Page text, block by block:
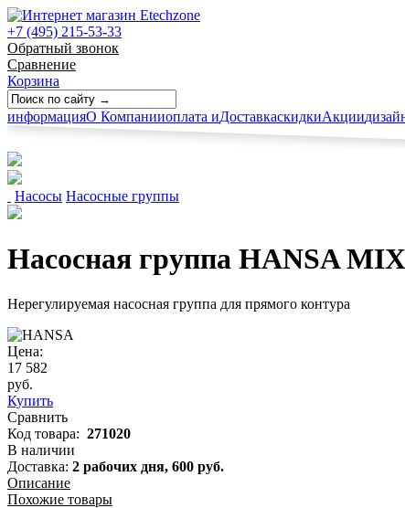
+7 (495) 215-53-33
Обратный звонок
Сравнение
Корзина
информацияО Компанииоплата иДоставкаскидкиАкции
Насосы Насосные группы
Насосная группа HANSA
Нерегулируемая насосная группа для прямого контура
Цена:
17 582
руб.
Купить
Сравнить
Код товара: 271020
В наличии
Доставка: 2 рабочих дня, 600 руб.
Описание
Похожие товары